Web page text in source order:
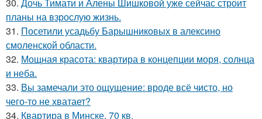
30. Дочь Тимати и Алены Шишковой уже сейчас строит
планы на взрослую жизнь.
31. Посетили усадьбу Барышниковых в алексино
смоленской области.
32. Мощная красота: квартира в концепции моря, солнца
и неба.
33. Вы замечали это ощущение: вроде всё чисто, но
чего-то не хватает?
34. Квартира в Минске, 70 кв.